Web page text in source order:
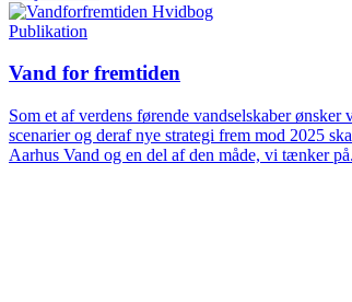
Publikation
Vand for fremtiden
Som et af verdens førende vandselskaber
scenarier og deraf nye strategi frem mod 2025
Aarhus Vand og en del af den måde, vi tænker